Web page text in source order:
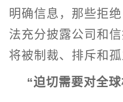
明确信息，那些拒
法充分披露公司和
将被制裁、排斥和孤
“迫切需要对全